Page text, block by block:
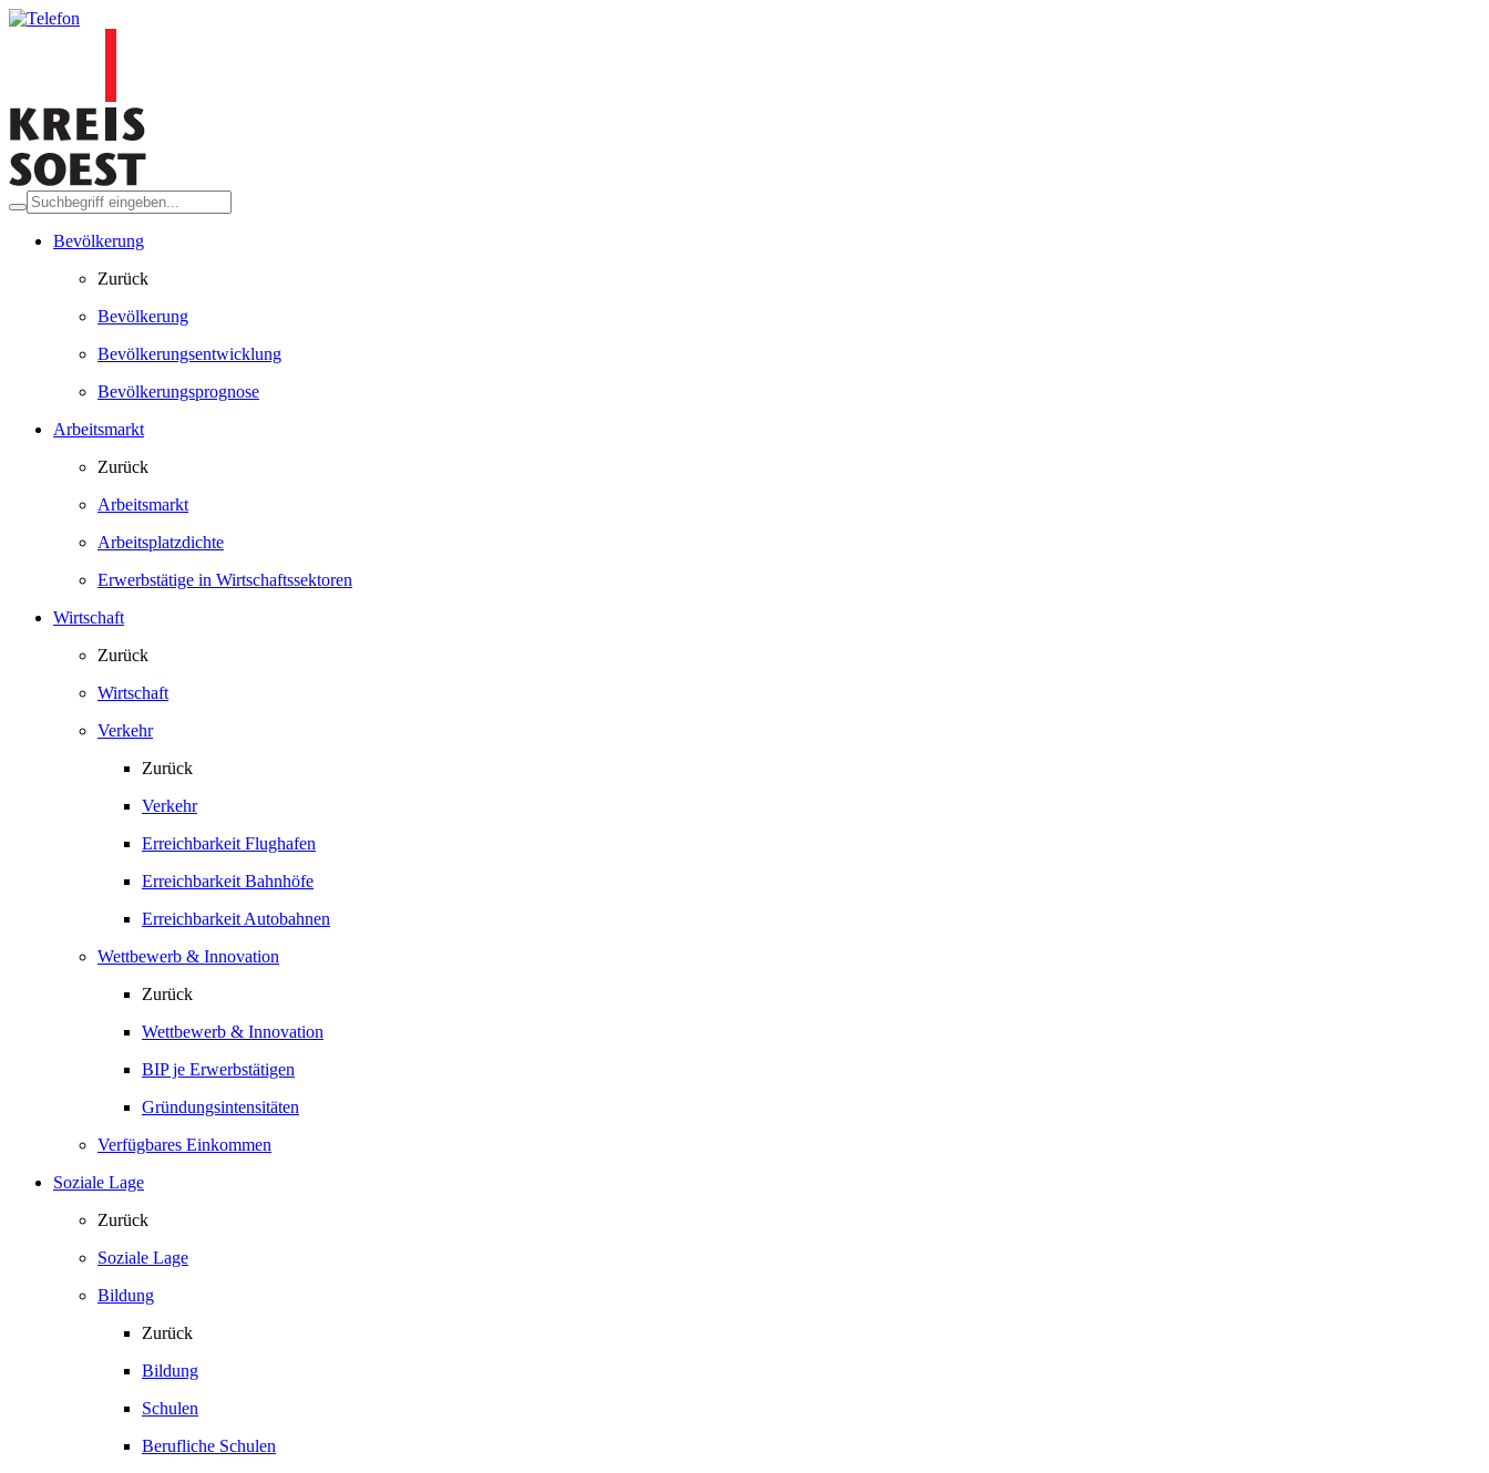
Bevölkerung
Zurück
Bevölkerung
Bevölkerungsentwicklung
Bevölkerungsprognose
Arbeitsmarkt
Zurück
Arbeitsmarkt
Arbeitsplatzdichte
Erwerbstätige in Wirtschaftssektoren
Wirtschaft
Zurück
Wirtschaft
Verkehr
Zurück
Verkehr
Erreichbarkeit Flughafen
Erreichbarkeit Bahnhöfe
Erreichbarkeit Autobahnen
Wettbewerb & Innovation
Zurück
Wettbewerb & Innovation
BIP je Erwerbstätigen
Gründungsintensitäten
Verfügbares Einkommen
Soziale Lage
Zurück
Soziale Lage
Bildung
Zurück
Bildung
Schulen
Berufliche Schulen